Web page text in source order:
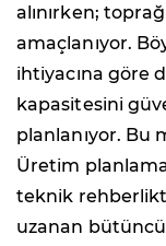
alınırken;
amaçlanıyor.
ihtiyacına göre
kapasitesini
planlanıyor. Bu
Üretim
teknik
uzanan